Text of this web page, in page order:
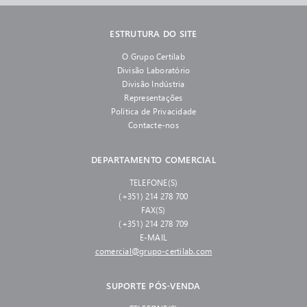
ESTRUTURA DO SITE
O Grupo Certilab
Divisão Laboratório
Divisão Indústria
Representações
Política de Privacidade
Contacte-nos
DEPARTAMENTO COMERCIAL
TELEFONE(S)
(+351) 214 278 700
FAX(S)
(+351) 214 278 709
E-MAIL
comercial@grupo-certilab.com
SUPORTE PÓS-VENDA